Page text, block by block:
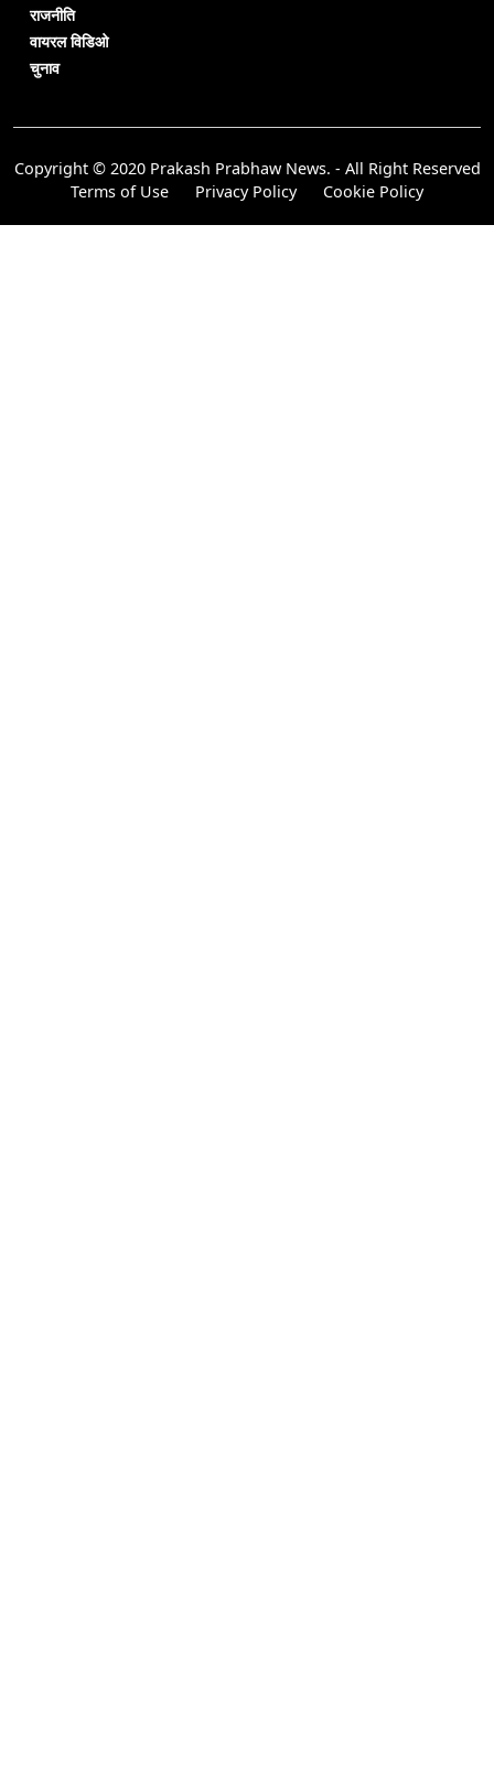
राजनीति
वायरल विडिओ
चुनाव
Copyright © 2020 Prakash Prabhaw News. - All Right Reserved
Terms of Use
Privacy Policy Cookie Policy